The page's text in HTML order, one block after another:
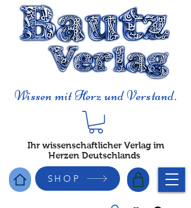
Wissen mit Herz und Verstand.
Ihr wissenschaftlicher Verlag im
Herzen Deutschlands
SHOP